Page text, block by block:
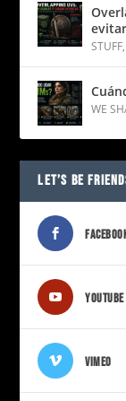
STUFF
WE
LET’S BE
YOUTUBE
VIMEO